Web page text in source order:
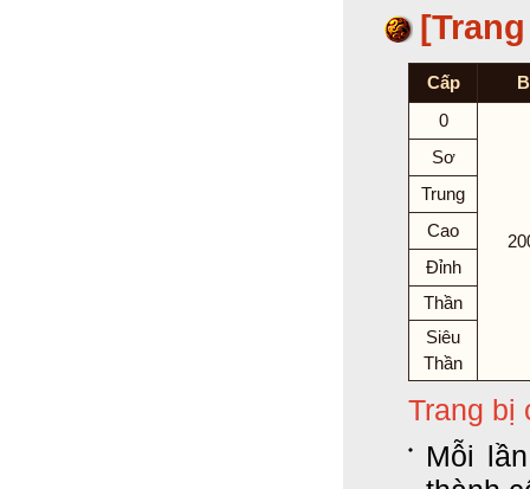
Cấp
0
Sơ
Trung
Cao
Đỉnh
Thần
Siêu
Thần
Trang bị
Mỗi